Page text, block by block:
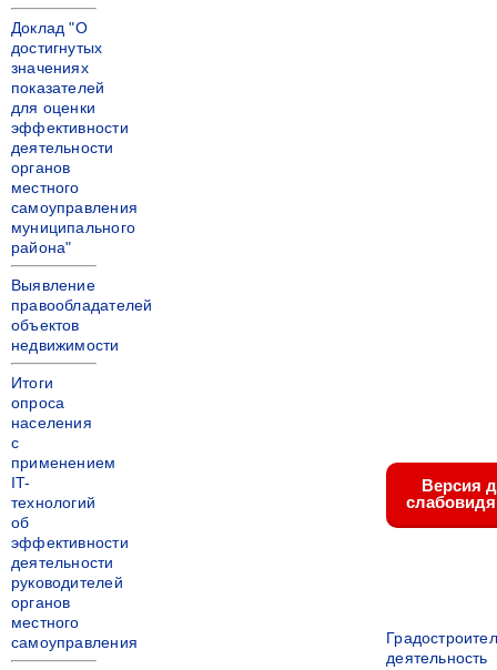
Доклад "О
достигнутых
значениях
показателей
для оценки
эффективности
деятельности
органов
местного
самоуправления
муниципального
района"
Выявление
правообладателей
объектов
недвижимости
Итоги
опроса
населения
с
применением
IT-
технологий
об
эффективности
деятельности
руководителей
органов
местного
самоуправления
Версия
деятельность